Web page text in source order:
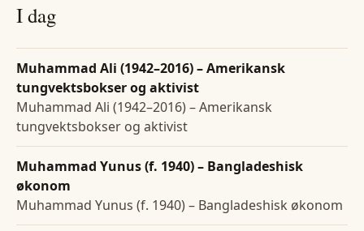
I dag
Muhammad Ali (1942–2016) – Amerikansk
tungvektsbokser og aktivist
Muhammad Ali (1942–2016) – Amerikansk
tungvektsbokser og aktivist
Muhammad Yunus (f. 1940) – Bangladeshisk
økonom
Muhammad Yunus (f. 1940) – Bangladeshisk økonom